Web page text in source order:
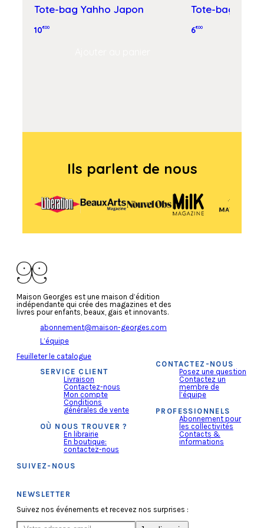
Tote-bag Yahho Japon
10€00
Tote-bag
6€00
Ils parlent de nous
Maison Georges est une maison d’édition
indépendante qui crée des magazines et des
livres pour enfants, beaux, gais et innovants.
abonnement@maison-georges.com
L’équipe
Feuilleter le catalogue
SERVICE CLIENT
Livraison
Contactez-nous
Mon compte
Conditions
générales de vente
OÙ NOUS TROUVER ?
En librairie
En boutique:
contactez-nous
CONTACTEZ-NOUS
Posez une question
Contactez un
membre de
l’équipe
PROFESSIONNELS
Abonnement pour
les collectivités
Contacts &
informations
SUIVEZ-NOUS
NEWSLETTER
Suivez nos événements et recevez nos surprises :